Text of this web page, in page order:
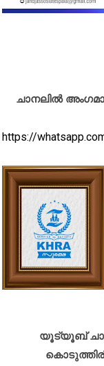
ചാനലിൽ
https://
യൂട്യൂബ്